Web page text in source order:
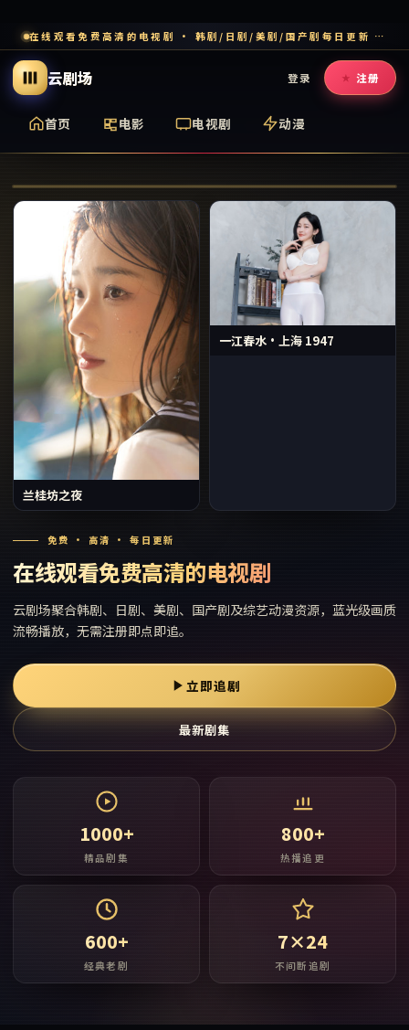
在线观看免费高清的电视剧 · 韩剧/日剧/美剧/国产剧每日更新 · 多端流畅追剧
云剧场
首页 电影 电视剧 动漫
登录 注册
免费 · 高清 · 每日更新
在线观看免费高清的电视剧
云剧场聚合韩剧、日剧、美剧、国产剧及综艺动漫资源，蓝光级画质
流畅播放，无需注册即点即追。
立即追剧
最新剧集
1000+
精品剧集
800+
热播追更
600+
经典老剧
7×24
不间断追剧
兰桂坊之夜
一江春水·上海 1947